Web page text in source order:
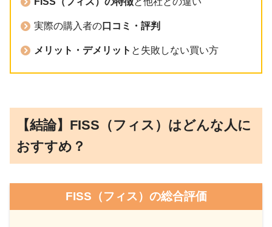
実際の購入者の口コミ・評判
メリット・デメリット と失敗しない買い方
【結論】FISS（フィス）はどんな人に
おすすめ？
FISS（フィス）の総合評価